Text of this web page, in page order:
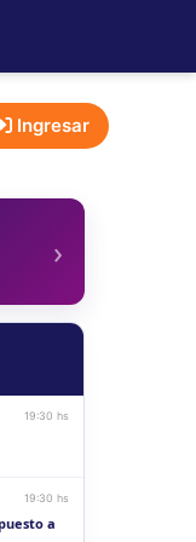
Ingresar
›
19:30 hs
19:30 hs
a